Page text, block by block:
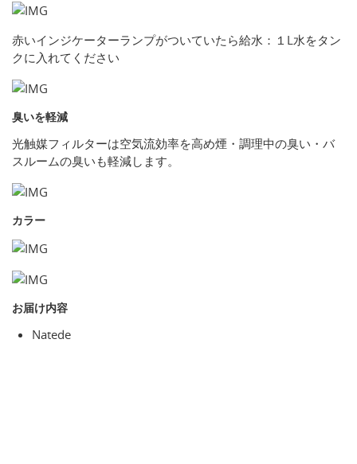
赤いインジケーターランプがついていたら給水：１L水をタン
クに入れてください
臭いを軽減
光触媒フィルターは空気流効率を高め煙・調理中の臭い・バ
スルームの臭いも軽減します。
カラー
お届け内容
Natede